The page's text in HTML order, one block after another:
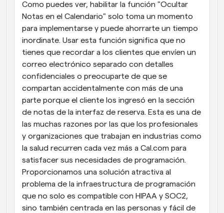
Como puedes ver, habilitar la función "Ocultar
Notas en el Calendario" solo toma un momento
para implementarse y puede ahorrarte un tiempo
inordinate. Usar esta función significa que no
tienes que recordar a los clientes que envíen un
correo electrónico separado con detalles
confidenciales o preocuparte de que se
compartan accidentalmente con más de una
parte porque el cliente los ingresó en la sección
de notas de la interfaz de reserva. Esta es una de
las muchas razones por las que los profesionales
y organizaciones que trabajan en industrias como
la salud recurren cada vez más a Cal.com para
satisfacer sus necesidades de programación.
Proporcionamos una solución atractiva al
problema de la infraestructura de programación
que no solo es compatible con HIPAA y SOC2,
sino también centrada en las personas y fácil de